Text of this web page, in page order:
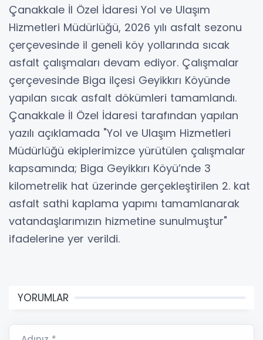
Çanakkale İl Özel İdaresi Yol ve Ulaşım
Hizmetleri Müdürlüğü, 2026 yılı asfalt sezonu
çerçevesinde il geneli köy yollarında sıcak
asfalt çalışmaları devam ediyor. Çalışmalar
çerçevesinde Biga ilçesi Geyikkırı Köyünde
yapılan sıcak asfalt dökümleri tamamlandı.
Çanakkale İl Özel İdaresi tarafından yapılan
yazılı açıklamada "Yol ve Ulaşım Hizmetleri
Müdürlüğü ekiplerimizce yürütülen çalışmalar
kapsamında; Biga Geyikkırı Köyü’nde 3
kilometrelik hat üzerinde gerçekleştirilen 2. kat
asfalt sathi kaplama yapımı tamamlanarak
vatandaşlarımızın hizmetine sunulmuştur"
ifadelerine yer verildi.
YORUMLAR